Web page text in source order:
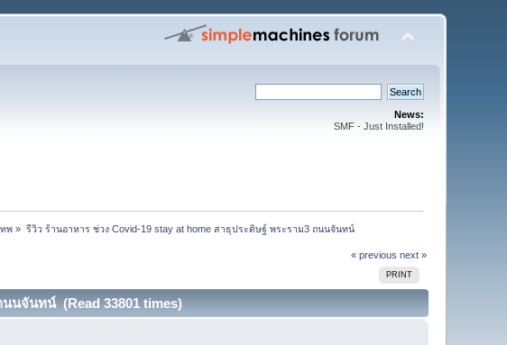
News:
SMF - Just Installed!
ทพ » รีวิว ร้านอาหาร ช่วง Covid-19 stay at home สาธุประดิษฐ์ พระราม3 ถนนจันทน์
« previous next »
PRINT
นนจันทน์ (Read 33801 times)